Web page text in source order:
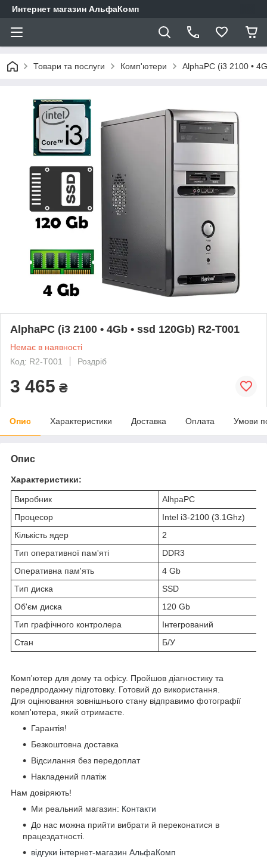
Интернет магазин АльфаКомп
Товари та послуги Комп'ютери AlphaPC (i3 2100 •
AlphaPC (i3 2100 • 4Gb • ssd 120Gb) R2-T001
Немає в наявності
Код: R2-T001
Роздріб
3 465 ₴
Опис Характеристики Доставка Оплата Умови
Опис
Характеристики:
Виробник
AlhpaPC
Процесор
Intel i3-2100 (3.1Ghz)
Кількість ядер
2
Тип оперативної пам'яті
DDR3
Оперативна пам'ять
4 Gb
Тип диска
SSD
Об'єм диска
120 Gb
Тип графічного контролера
Інтегрований
Стан
Б/У
Комп'ютер для дому та офісу. Пройшов діагностику та
передпродажну підготовку. Готовий до використання.
Для оцінювання зовнішнього стану відправимо фотографії
комп'ютера, який отримаєте.
Гарантія!
Безкоштовна доставка
Відсилання без передоплат
Накладений платіж
Нам довіряють!
Ми реальний магазин: Контакти
До нас можна прийти вибрати й переконатися в
працездатності.
відгуки інтернет-магазин АльфаКомп